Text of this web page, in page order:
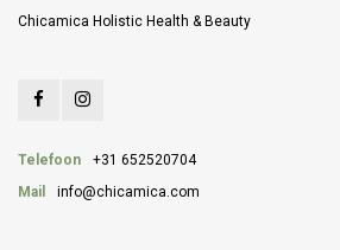
Chicamica Holistic Health & Beauty
Telefoon
+31 652520704
Mail
info@chicamica.com